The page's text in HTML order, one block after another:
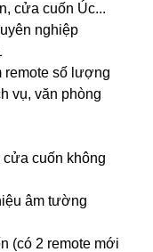
cửa cuốn Úc...
nghiệp
remote số lượng
vụ, văn phòng
cuốn không
âm tường
(có 2 remote mới